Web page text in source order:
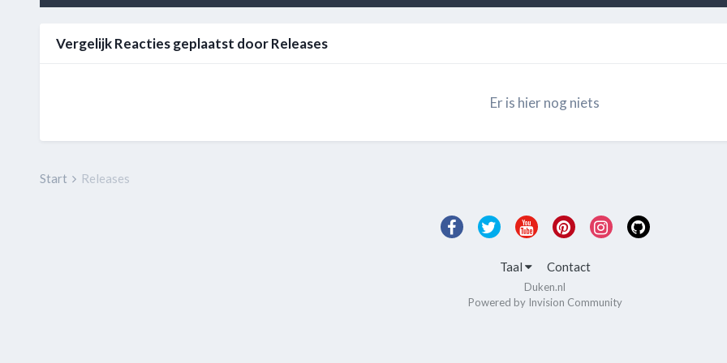
Vergelijk Reacties geplaatst door Releases
Er is hier nog niets
Start Releases
Taal Contact
Duken.nl
Powered by Invision Community